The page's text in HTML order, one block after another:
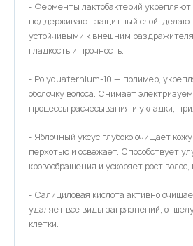
- Ферменты лактобактерий укрепляют
поддерживают защитный слой,
устойчивыми к внешним
гладкость и прочность.
- Polyquaternium-10 — полимер,
оболочку волоса. Снимает
процессы расчесывания и укладки,
- Яблочный уксус глубоко очищает
перхотью и освежает. Способствует
кровообращения и ускоряет рост
- Салициловая кислота активно
удаляет все виды загрязнений,
клетки.